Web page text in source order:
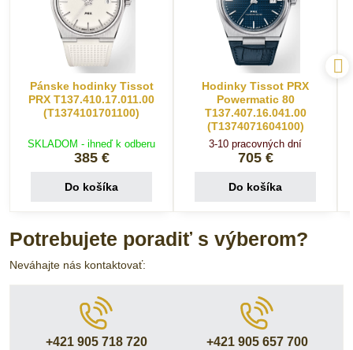
Pánske hodinky Tissot
PRX T137.410.17.011.00
(T1374101701100)
SKLADOM - ihneď k odberu
385 €
Do košíka
Hodinky Tissot PRX
Powermatic 80
T137.407.16.041.00
(T1374071604100)
3-10 pracovných dní
705 €
Do košíka
Potrebujete poradiť s výberom?
Neváhajte nás kontaktovať:
+421 905 718 720 +421 905 657 700